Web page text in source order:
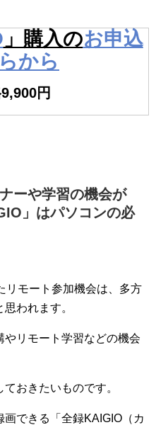
」購入のお申込
から
円
ーや学習の機会が
」はパソコンの必
リモート参加機会は、多方
われます。
やリモート学習などの機会
おきたいものです。
できる「全録KAIGIO（カ